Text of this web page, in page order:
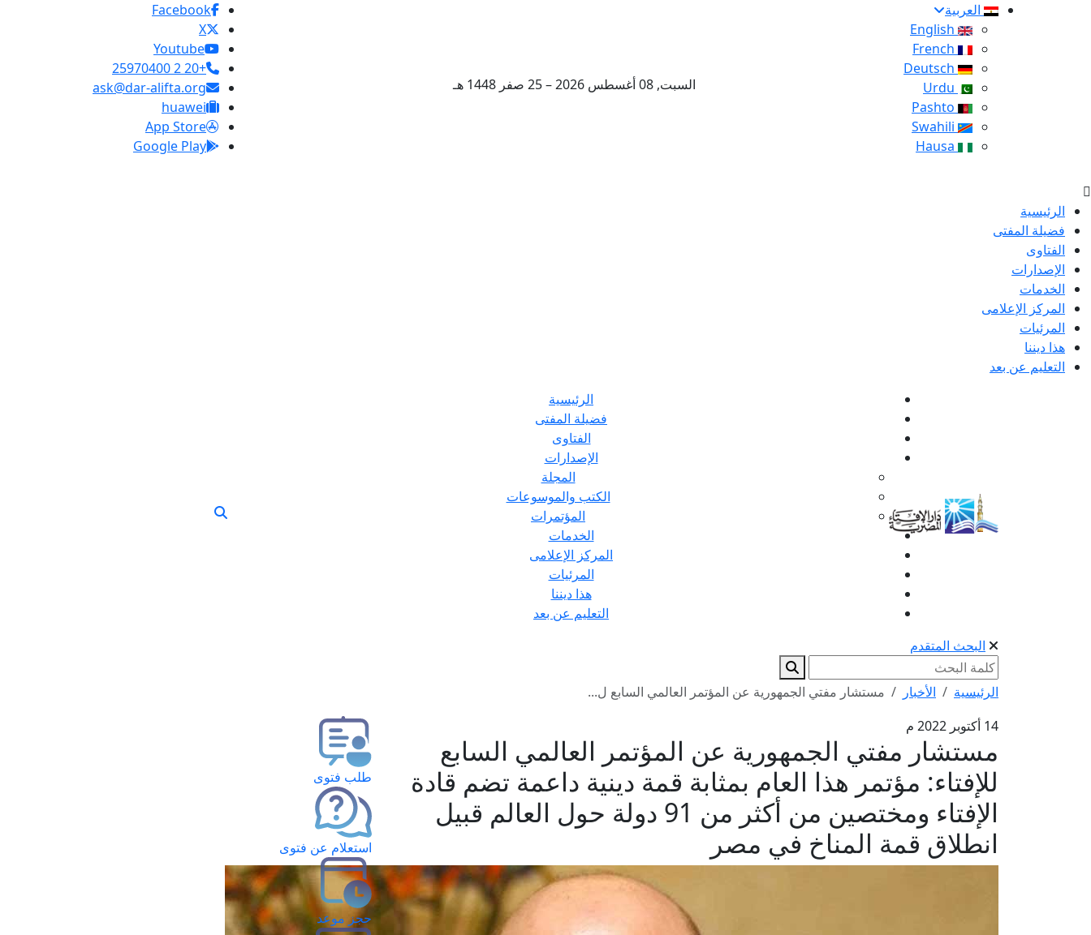
العربية
السبت, 08 أغسطس 2026 – 25 صفر 1448 هـ
Facebook
X
Youtube
+20 2 25970400
ask@dar-alifta.org
huawei
App Store
Google Play
الرئيسية
فضيلة المفتى
الفتاوى
الإصدارات
الخدمات
المركز الإعلامى
المرئيات
هذا ديننا
التعليم عن بعد
الرئيسية
فضيلة المفتى
الفتاوى
الإصدارات
المجلة
الكتب والموسوعات
المؤتمرات
الخدمات
المركز الإعلامى
المرئيات
هذا ديننا
التعليم عن بعد
البحث المتقدم
الرئيسية الأخبار
مستشار مفتي الجمهورية عن المؤتمر العالمي السابع ل...
14 أكتوبر 2022 م
مستشار مفتي الجمهورية عن المؤتمر العالمي السابع
للإفتاء: مؤتمر هذا العام بمثابة قمة دينية داعمة تضم قادة
الإفتاء ومختصين من أكثر من 91 دولة حول العالم قبيل
انطلاق قمة المناخ في مصر
طلب فتوى
استعلام عن فتوى
حجز موعد